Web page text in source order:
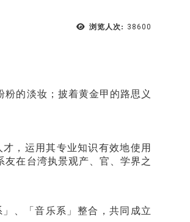
浏览人次: 38600
的淡妆；披着黄金甲的路思义
，运用其专业知识有效地使用
在台湾执景观产、官、学界之
、「音乐系」整合，共同成立